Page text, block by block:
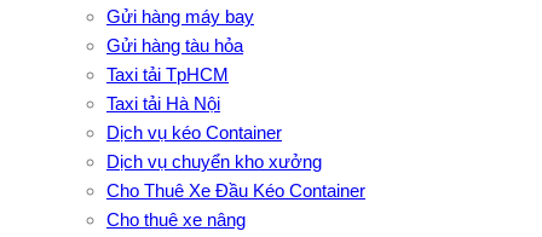
Gửi hàng máy bay
Gửi hàng tàu hỏa
Taxi tải TpHCM
Taxi tải Hà Nội
Dịch vụ kéo Container
Dịch vụ chuyển kho xưởng
Cho Thuê Xe Đầu Kéo Container
Cho thuê xe nâng